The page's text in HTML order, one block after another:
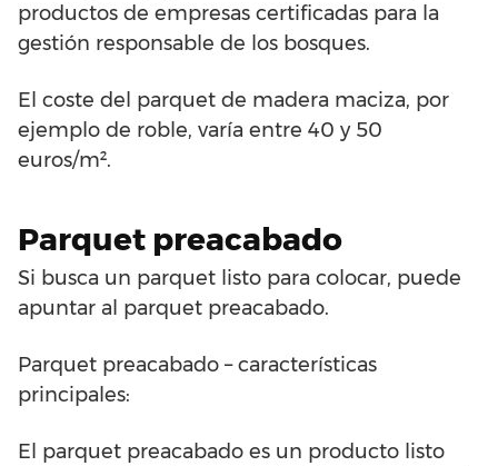
productos de empresas certificadas para la
gestión responsable de los bosques.
El coste del parquet de madera maciza, por
ejemplo de roble, varía entre 40 y 50
euros/m².
Parquet preacabado
Si busca un parquet listo para colocar, puede
apuntar al parquet preacabado.
Parquet preacabado – características
principales:
El parquet preacabado es un producto listo